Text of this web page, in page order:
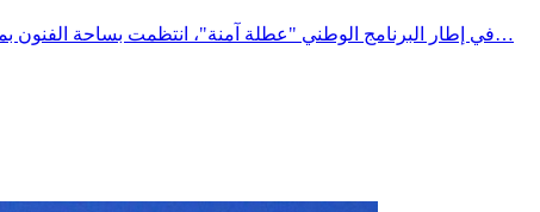
في إطار البرنامج الوطني "عطلة آمنة"، انتظمت بساحة الفنون بمدينة المتلوي حملة توعوية وتحسيسية لفائدة مستعملي الطريق، تحت إشراف السيد معتمد المتلوي، وبمشاركة مختلف الهياكل المتدخلة في…